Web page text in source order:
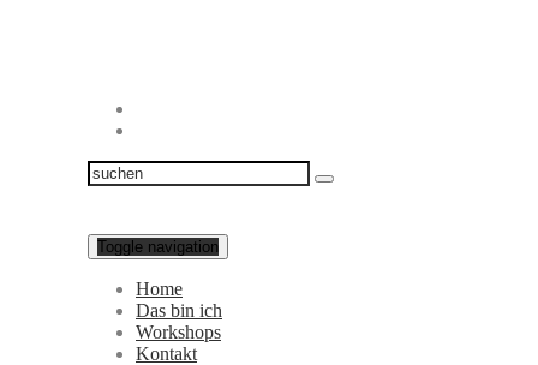
Toggle navigation
Home
Das bin ich
Workshops
Kontakt